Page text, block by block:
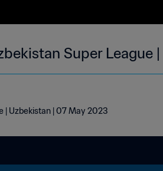
Super League
| Uzbekistan | 07 May 2023